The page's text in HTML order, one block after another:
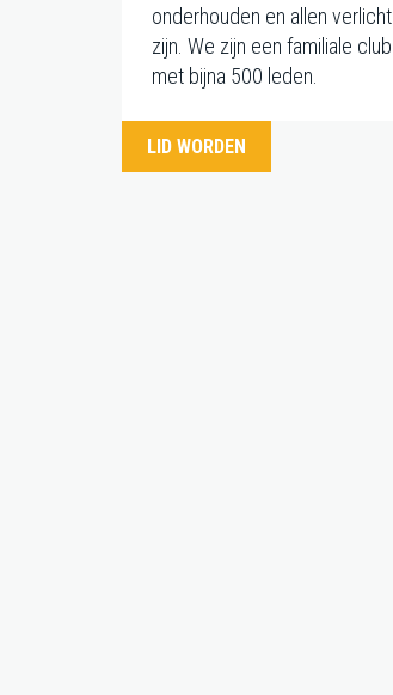
onderhouden en allen verlicht
zijn. We zijn een familiale club
met bijna 500 leden.
LID WORDEN